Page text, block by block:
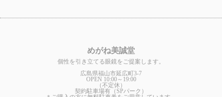
めがね美誠堂
個性を引き立てる眼鏡をご提案します。
広島県福山市延広町3-7
OPEN 10:00～19:00
（不定休）
契約駐車場有（SPパーク）